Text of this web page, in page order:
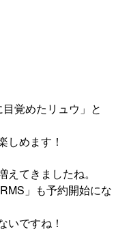
覚めたリュウ」と
しめます！
てきましたね。
」も予約開始にな
いですね！